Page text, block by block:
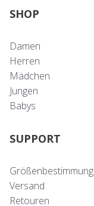
SHOP
Damen
Herren
Mädchen
Jungen
Babys
SUPPORT
Größenbestimmung
Versand
Retouren